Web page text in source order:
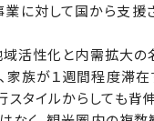
に対して国から支援
域活性化と内需拡大
族が１週間程度滞在
タイルからしても背